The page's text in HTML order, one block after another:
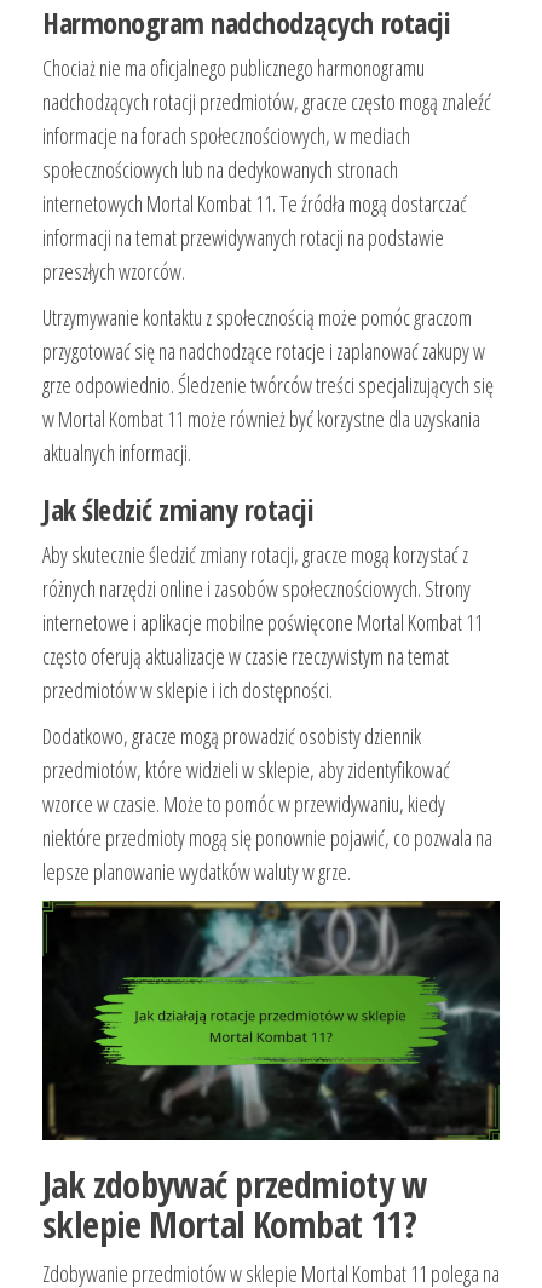
Harmonogram nadchodzących rotacji
Chociaż nie ma oficjalnego publicznego harmonogramu
nadchodzących rotacji przedmiotów, gracze często mogą znaleźć
informacje na forach społecznościowych, w mediach
społecznościowych lub na dedykowanych stronach
internetowych Mortal Kombat 11. Te źródła mogą dostarczać
informacji na temat przewidywanych rotacji na podstawie
przeszłych wzorców.
Utrzymywanie kontaktu z społecznością może pomóc graczom
przygotować się na nadchodzące rotacje i zaplanować zakupy w
grze odpowiednio. Śledzenie twórców treści specjalizujących się
w Mortal Kombat 11 może również być korzystne dla uzyskania
aktualnych informacji.
Jak śledzić zmiany rotacji
Aby skutecznie śledzić zmiany rotacji, gracze mogą korzystać z
różnych narzędzi online i zasobów społecznościowych. Strony
internetowe i aplikacje mobilne poświęcone Mortal Kombat 11
często oferują aktualizacje w czasie rzeczywistym na temat
przedmiotów w sklepie i ich dostępności.
Dodatkowo, gracze mogą prowadzić osobisty dziennik
przedmiotów, które widzieli w sklepie, aby zidentyfikować
wzorce w czasie. Może to pomóc w przewidywaniu, kiedy
niektóre przedmioty mogą się ponownie pojawić, co pozwala na
lepsze planowanie wydatków waluty w grze.
Jak zdobywać przedmioty w
sklepie Mortal Kombat 11?
Zdobywanie przedmiotów w sklepie Mortal Kombat 11 polega na